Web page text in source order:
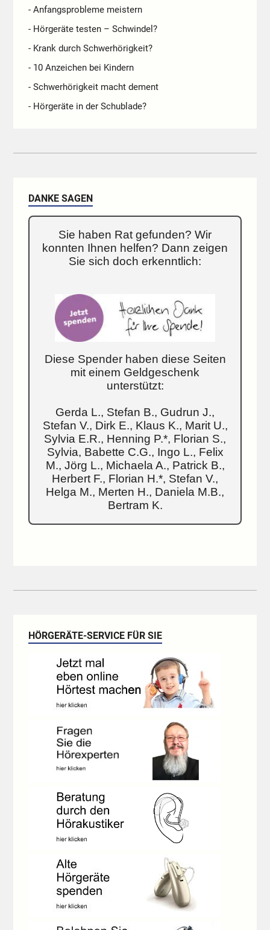
- Anfangsprobleme meistern
- Hörgeräte testen – Schwindel?
- Krank durch Schwerhörigkeit?
- 10 Anzeichen bei Kindern
- Schwerhörigkeit macht dement
- Hörgeräte in der Schublade?
DANKE SAGEN
Sie haben Rat gefunden? Wir
konnten Ihnen helfen? Dann zeigen
Sie sich doch erkenntlich:
Diese Spender haben diese Seiten
mit einem Geldgeschenk
unterstützt:
Gerda L., Stefan B., Gudrun J.,
Stefan V., Dirk E., Klaus K., Marit U.,
Sylvia E.R., Henning P.*, Florian S.,
Sylvia, Babette C.G., Ingo L., Felix
M., Jörg L., Michaela A., Patrick B.,
Herbert F., Florian H.*, Stefan V.,
Helga M., Merten H., Daniela M.B.,
Bertram K.
HÖRGERÄTE-SERVICE FÜR SIE